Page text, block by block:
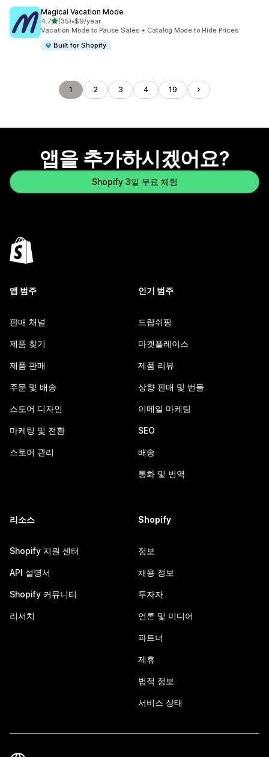
Magical Vacation Mode
4.7별 5개 중
(35)
총 리뷰 35개
•$9/year
Vacation Mode to Pause Sales + Catalog Mode to Hide Prices
Built for Shopify
1 2 3 4 19
앱을 추가하시겠어요?
Shopify 3일 무료 체험
앱 범주
판매 채널
제품 찾기
제품 판매
주문 및 배송
스토어 디자인
마케팅 및 전환
스토어 관리
인기 범주
드랍쉬핑
마켓플레이스
제품 리뷰
상향 판매 및 번들
이메일 마케팅
SEO
배송
통화 및 번역
리소스
Shopify 지원 센터
API 설명서
Shopify 커뮤니티
리서치
Shopify
정보
채용 정보
투자자
언론 및 미디어
파트너
제휴
법적 정보
서비스 상태